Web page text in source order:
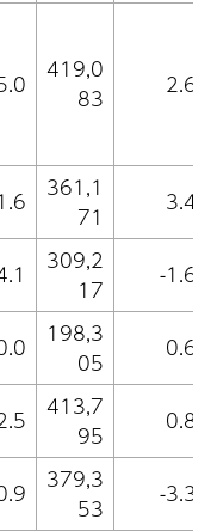
419,0
83
2.6
361,1
71
3.4
309,2
17
-1.6
198,3
05
0.6
413,7
95
0.8
379,3
53
-3.3